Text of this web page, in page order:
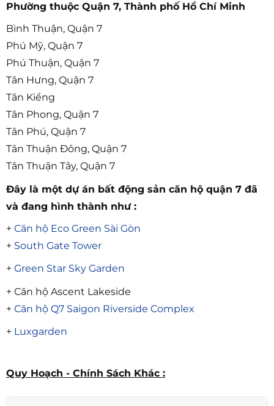
Phường thuộc Quận 7, Thành phố Hồ Chí Minh
Bình Thuận, Quận 7
Phú Mỹ, Quận 7
Phú Thuận, Quận 7
Tân Hưng, Quận 7
Tân Kiểng
Tân Phong, Quận 7
Tân Phú, Quận 7
Tân Thuận Đông, Quận 7
Tân Thuận Tây, Quận 7
Đây là một dự án bất động sản căn hộ quận 7 đã
và đang hình thành như :
+ Căn hộ Eco Green Sài Gòn
+ South Gate Tower
+ Green Star Sky Garden
+ Căn hộ Ascent Lakeside
+ Căn hộ Q7 Saigon Riverside Complex
+ Luxgarden
Quy Hoạch - Chính Sách Khác :